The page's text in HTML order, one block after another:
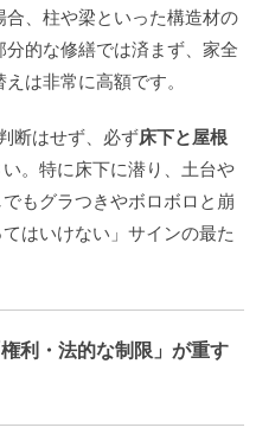
、柱や梁といった構造材の
的な修繕では済まず、家全
は非常に高額です。
断はせず、必ず床下と屋根
。特に床下に潜り、土台や
でもグラつきやボロボロと崩
はいけない」サインの最た
利・法的な制限」が重す